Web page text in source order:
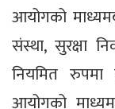
आयोगको
संस्था, सुरक्षा
नियमित
आयोगको